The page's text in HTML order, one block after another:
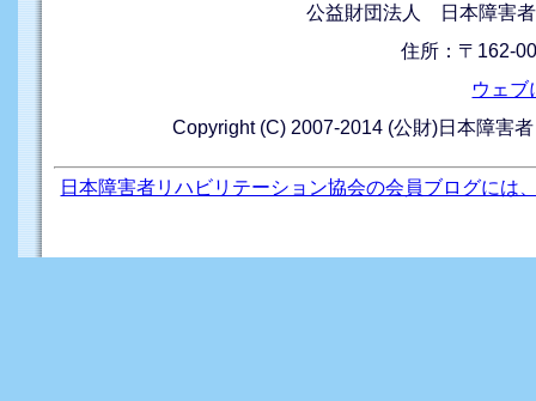
公益財団法人 日本障害
住所：〒162-
ウェブ
Copyright (C) 2007-2014 (公財)日本障害
日本障害者リハビリテーション協会の会員ブログには